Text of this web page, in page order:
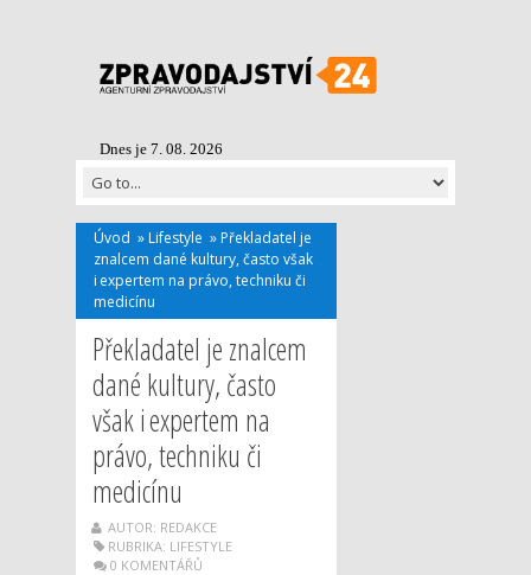
Dnes je 7. 08. 2026
Úvod » Lifestyle » Překladatel je
znalcem dané kultury, často však
i expertem na právo, techniku či
medicínu
Překladatel je znalcem
dané kultury, často
však i expertem na
právo, techniku či
medicínu
AUTOR: REDAKCE
RUBRIKA: LIFESTYLE
0 KOMENTÁŘŮ